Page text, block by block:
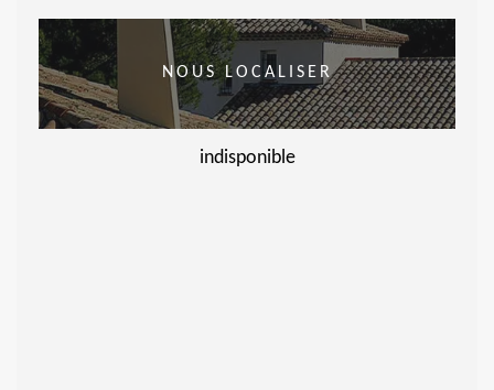
NOUS LOCALISER
indisponible